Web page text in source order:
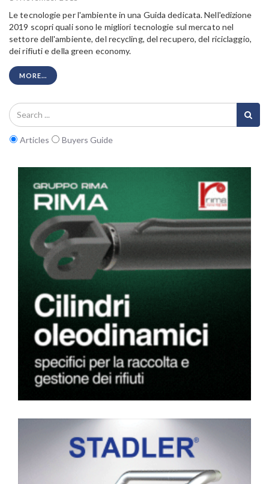
Le tecnologie per l'ambiente in una Guida dedicata. Nell'edizione
2019 scopri quali sono le migliori tecnologie sul mercato nel
settore dell'ambiente, del recycling, del recupero, del riciclaggio,
dei rifiuti e della green economy.
MORE...
Articles Buyers Guide